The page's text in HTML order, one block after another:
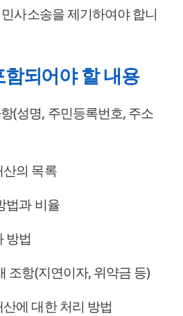
사소송을 제기하여야 합니
함되어야 할 내용
(성명, 주민등록번호, 주소
의 목록
법과 비율
방법
조항(지연이자, 위약금 등)
에 대한 처리 방법